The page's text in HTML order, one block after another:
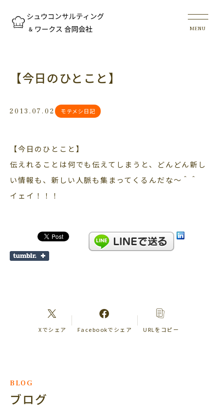
【今日のひとこと】
2013.07.02 モテメシ日記
【今日のひとこと】
伝えれることは何でも伝えてしまうと、どんどん新し
い情報も、新しい人脈も集まってくるんだな～＾＾
イェイ！！！
Xでシェア Facebookでシェア URLをコピー
BLOG
ブログ